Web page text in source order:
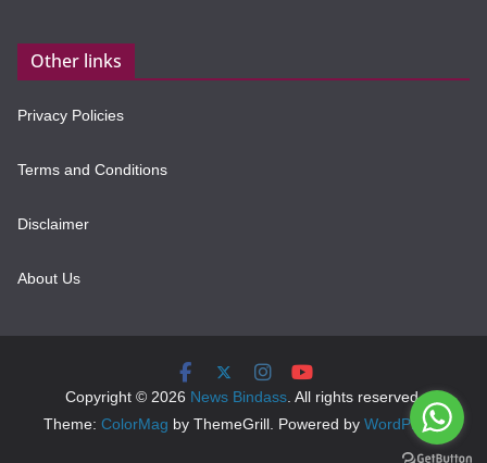
Other links
Privacy Policies
Terms and Conditions
Disclaimer
About Us
Copyright © 2026 News Bindass. All rights reserved.
Theme: ColorMag by ThemeGrill. Powered by WordPress.